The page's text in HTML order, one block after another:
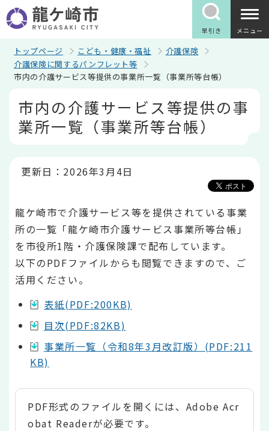
の
ペ
早引き メニュー
トップページ こども・健康・福祉
介護保険
介護保険に関するパンフレット等
市内の介護サービス等提供の事業所一覧（事業所等台帳）
市内の介護サービス等提供の事
業所一覧（事業所等台帳）
更新日：2026年3月4日
龍ケ崎市で介護サービス等を提供されている事業
所の一覧「龍ケ崎市介護サービス事業所等台帳」
を市役所1階・介護保険課で配布しています。
以下のPDFファイルからも閲覧できますので、ご
活用ください。
表紙(PDF:200KB)
目次(PDF:82KB)
事業所一覧（令和8年3月改訂版）(PDF:211
KB)
PDF形式のファイルを開くには、Adobe Acr
obat Readerが必要です。